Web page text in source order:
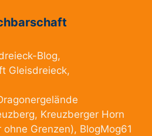
Blog,
Gleisdreieck,
, Kreuzberger Horn
Grenzen), BlogMog61